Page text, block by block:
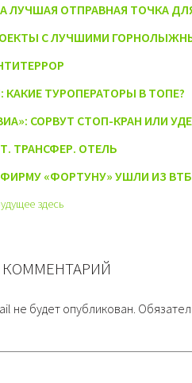
ЛУЧШАЯ ОТПРАВНАЯ ТОЧКА
С ЛУЧШИМИ
КАКИЕ ТУРОПЕРАТОРЫ В ТОПЕ?
СОРВУТ СТОП-КРАН ИЛИ
ТРАНСФЕР. ОТЕЛЬ
«ФОРТУНУ» УШЛИ ИЗ ВТБ
здесь
не будет опубликован.